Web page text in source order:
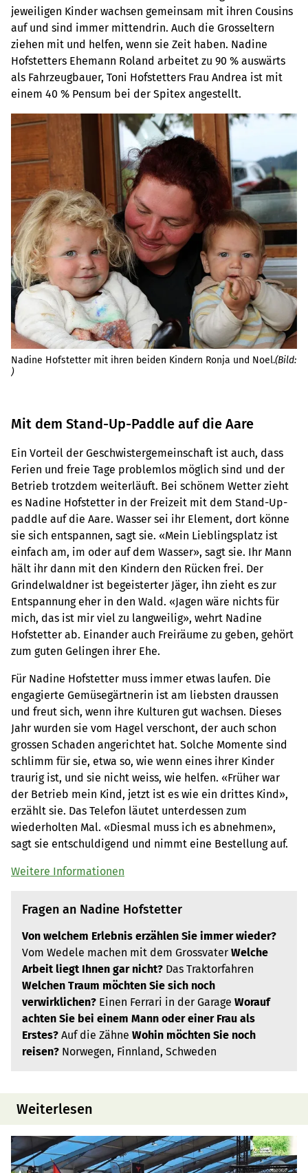
jeweiligen Kinder wachsen gemeinsam mit ihren Cousins
auf und sind immer mittendrin. Auch die Grosseltern
ziehen mit und helfen, wenn sie Zeit haben. Nadine
Hofstetters Ehemann Roland arbeitet zu 90 % auswärts
als Fahrzeugbauer, Toni Hofstetters Frau Andrea ist mit
einem 40 % Pensum bei der Spitex angestellt.
Nadine Hofstetter mit ihren beiden Kindern Ronja und Noel.(Bild:
)
Mit dem Stand-Up-Paddle auf die Aare
Ein Vorteil der Geschwistergemeinschaft ist auch, dass
Ferien und freie Tage problemlos möglich sind und der
Betrieb trotzdem weiterläuft. Bei schönem Wetter zieht
es Nadine Hofstetter in der Freizeit mit dem Stand-Up-
paddle auf die Aare. Wasser sei ihr Element, dort könne
sie sich entspannen, sagt sie. «Mein Lieblingsplatz ist
einfach am, im oder auf dem Wasser», sagt sie. Ihr Mann
hält ihr dann mit den Kindern den Rücken frei. Der
Grindelwaldner ist begeisterter Jäger, ihn zieht es zur
Entspannung eher in den Wald. «Jagen wäre nichts für
mich, das ist mir viel zu langweilig», wehrt Nadine
Hofstetter ab. Einander auch Freiräume zu geben, gehört
zum guten Gelingen ihrer Ehe.
Für Nadine Hofstetter muss immer etwas laufen. Die
engagierte Gemüsegärtnerin ist am liebsten draussen
und freut sich, wenn ihre Kulturen gut wachsen. Dieses
Jahr wurden sie vom Hagel verschont, der auch schon
grossen Schaden angerichtet hat. Solche Momente sind
schlimm für sie, etwa so, wie wenn eines ihrer Kinder
traurig ist, und sie nicht weiss, wie helfen. «Früher war
der Betrieb mein Kind, jetzt ist es wie ein drittes Kind»,
erzählt sie. Das Telefon läutet unterdessen zum
wiederholten Mal. «Diesmal muss ich es abnehmen»,
sagt sie entschuldigend und nimmt eine Bestellung auf.
Weitere Informationen
Fragen an Nadine Hofstetter
Von welchem Erlebnis erzählen Sie immer wieder?
Vom Wedele machen mit dem Grossvater Welche
Arbeit liegt Ihnen gar nicht? Das Traktorfahren
Welchen Traum möchten Sie sich noch
verwirklichen? Einen Ferrari in der Garage Worauf
achten Sie bei einem Mann oder einer Frau als
Erstes? Auf die Zähne Wohin möchten Sie noch
reisen? Norwegen, Finnland, Schweden
Weiterlesen